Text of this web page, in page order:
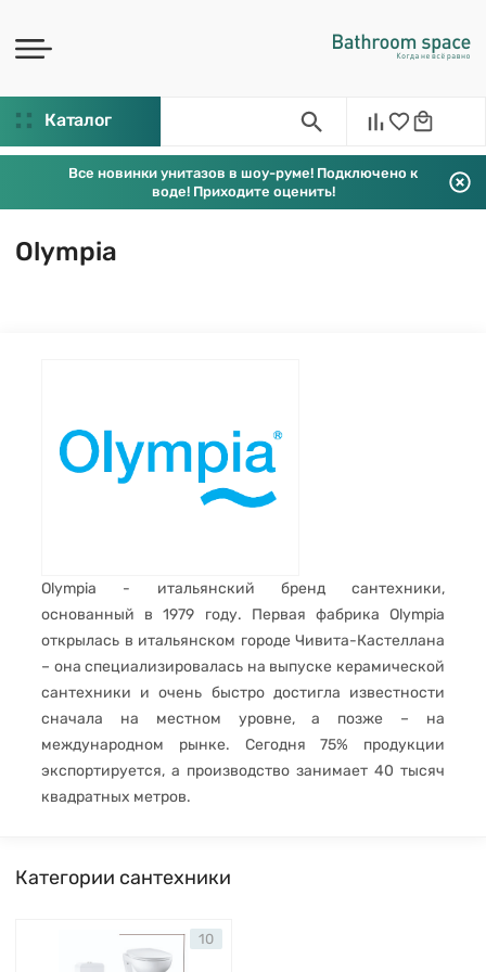
Каталог
Все новинки унитазов в шоу-руме! Подключено к
воде! Приходите оценить!
Olympia
Olympia - итальянский бренд сантехники,
основанный в 1979 году. Первая фабрика Olympia
открылась в итальянском городе Чивита-Кастеллана
– она специализировалась на выпуске керамической
сантехники и очень быстро достигла известности
сначала на местном уровне, а позже – на
международном рынке. Сегодня 75% продукции
экспортируется, а производство занимает 40 тысяч
квадратных метров.
Категории сантехники
10